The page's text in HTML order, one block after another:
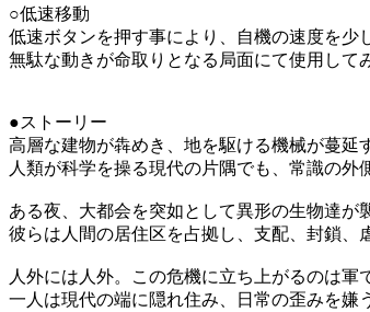
○低速移動
低速ボタンを押す事により、自機の速度を少
無駄な動きが命取りとなる局面にて使用して
●ストーリー
高層な建物が犇めき、地を駆ける機械が蔓延
人類が科学を操る現代の片隅でも、常識の外
ある夜、大都会を突如として異形の生物達が
彼らは人間の居住区を占拠し、支配、封鎖、
人外には人外。この危機に立ち上がるのは軍
一人は現代の端に隠れ住み、日常の歪みを嫌